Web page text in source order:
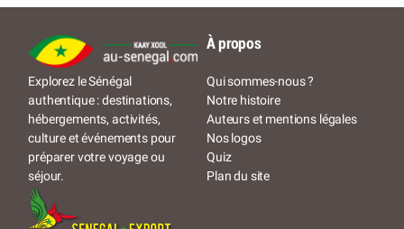
Explorez le Sénégal
authentique : destinations,
hébergements, activités,
culture et événements pour
préparer votre voyage ou
séjour.
À propos
Qui sommes-nous ?
Notre histoire
Auteurs et mentions légales
Nos logos
Quiz
Plan du site